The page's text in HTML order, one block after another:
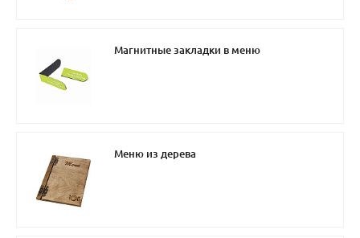
Магнитные закладки в меню
Меню из дерева